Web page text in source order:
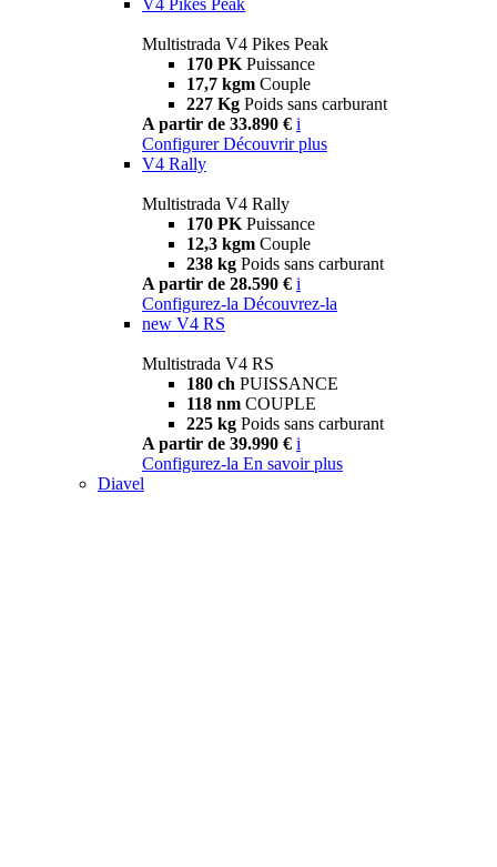
Multistrada V4 Pikes Peak
170 PK Puissance
17,7 kgm Couple
227 Kg Poids sans carburant
A partir de 33.890 € i
Configurer Découvrir plus
V4 Rally
Multistrada V4 Rally
170 PK Puissance
12,3 kgm Couple
238 kg Poids sans carburant
A partir de 28.590 € i
Configurez-la Découvrez-la
new V4 RS
Multistrada V4 RS
180 ch PUISSANCE
118 nm COUPLE
225 kg Poids sans carburant
A partir de 39.990 € i
Configurez-la En savoir plus
Diavel